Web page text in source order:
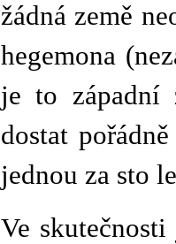
žádná země
hegemona
je to západní
dostat
jednou za sto
Ve